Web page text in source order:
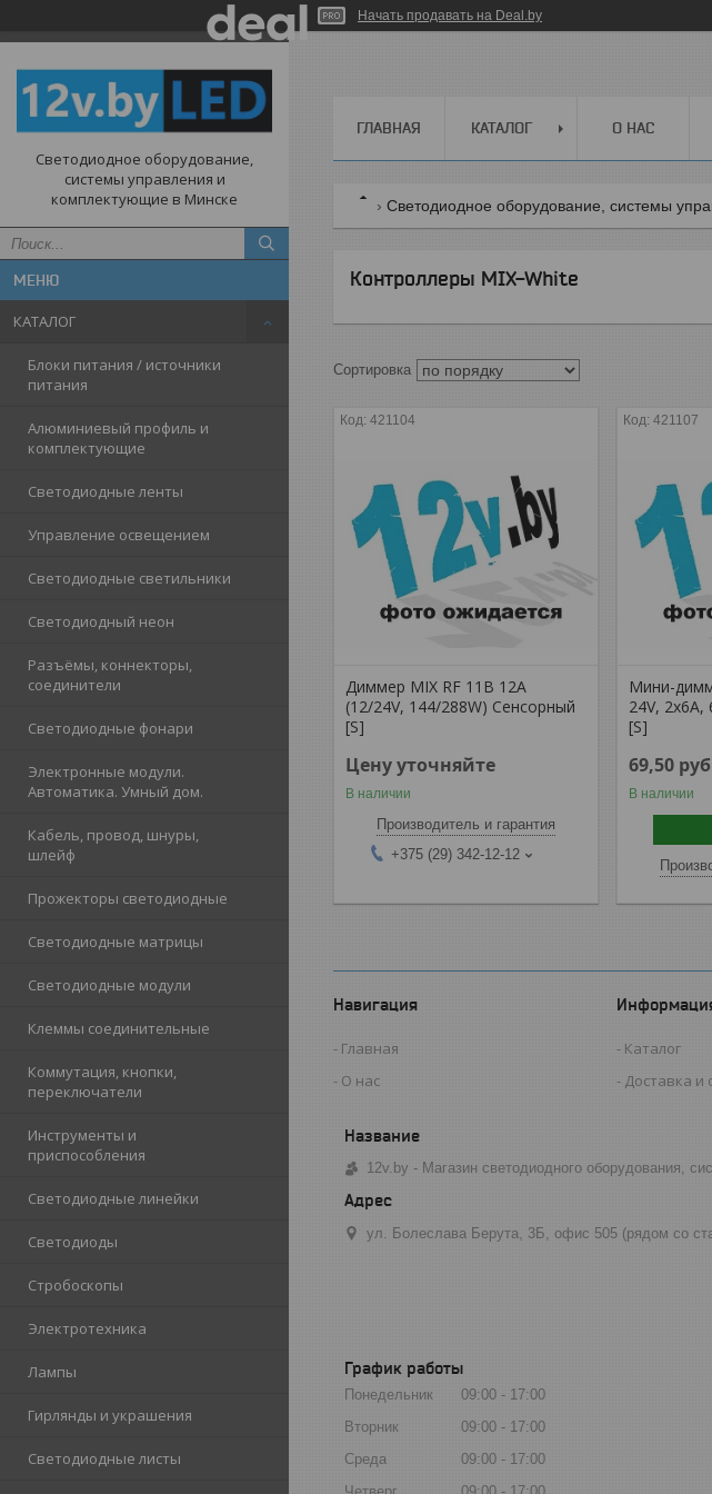
Начать продавать на Deal.by
Светодиодное оборудование,
системы управления и
комплектующие в Минске
КАТАЛОГ
Блоки питания / источники
питания
Алюминиевый профиль и
комплектующие
Светодиодные ленты
Управление освещением
Светодиодные светильники
Светодиодный неон
Разъёмы, коннекторы,
соединители
Светодиодные фонари
Электронные модули.
Автоматика. Умный дом.
Кабель, провод, шнуры,
шлейф
Прожекторы светодиодные
Светодиодные матрицы
Светодиодные модули
Клеммы соединительные
Коммутация, кнопки,
переключатели
Инструменты и
приспособления
Светодиодные линейки
Светодиоды
Стробоскопы
Электротехника
Лампы
Гирлянды и украшения
Светодиодные листы
ГЛАВНАЯ КАТАЛОГ О НАС
Светодиодное оборудование, системы
Контроллеры MIX-White
421104
Диммер MIX RF 11B 12A
(12/24V, 144/288W) Сенсорный
[S]
Цену уточняйте
В наличии
Производитель и гарантия
+375 (29) 342-12-12
421107
Мини-
24V, 2х6А,
[S]
69,50
В наличии
Навигация
Главная
О нас
Каталог
Доставка и
12v.by - Магазин светодиодного оборудования,
ул. Болеслава Берута, 3Б, офис 505 (рядом со
График работы
Понедельник 09:00
17:00
Вторник
09:00
17:00
Среда
09:00
17:00